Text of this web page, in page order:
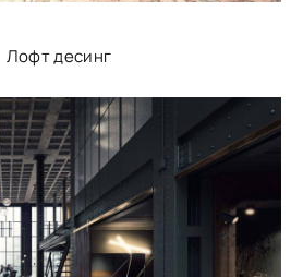
Лофт десинг